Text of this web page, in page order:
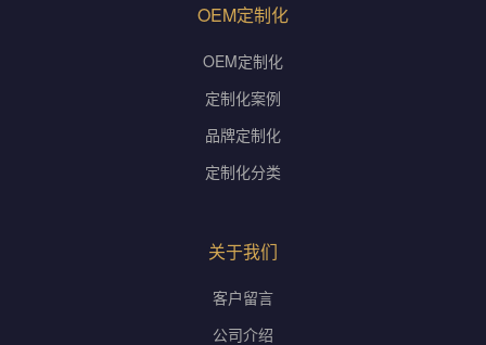
OEM定制化
OEM定制化
定制化案例
品牌定制化
定制化分类
关于我们
客户留言
公司介绍